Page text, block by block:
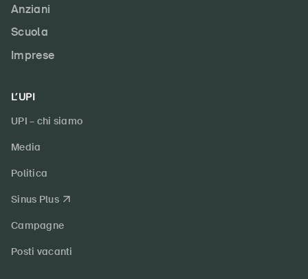
Anziani
Scuola
Imprese
L’UPI
UPI – chi siamo
Media
Politica
Sinus Plus
Campagne
Posti vacanti